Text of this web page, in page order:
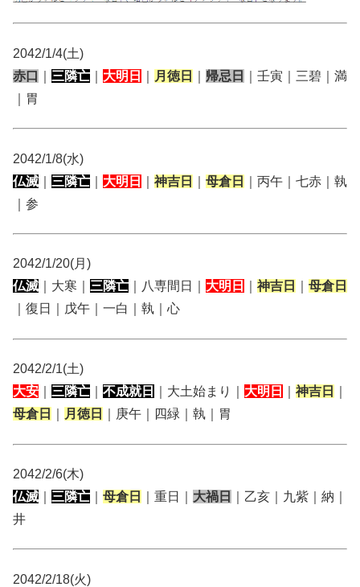
2042/1/4(土)
赤口
三隣亡 大明日 月徳日 帰忌日
｜壬寅｜三碧｜満
｜胃
2042/1/8(水)
仏滅
三隣亡 大明日 神吉日 母倉日
｜丙午｜七赤｜執
｜参
2042/1/20(月)
仏滅 ｜大寒｜ 三隣亡 ｜八専間日｜ 大明日 神吉日
母倉日
｜復日｜戊午｜一白｜執｜心
2042/2/1(土)
大安
三隣亡 不成就日 ｜大土始まり｜ 大明日 神吉日
母倉日
月徳日 ｜庚午｜四緑｜執｜胃
2042/2/6(木)
仏滅
三隣亡 母倉日 ｜重日｜ 大禍日
｜乙亥｜九紫｜納｜
井
2042/2/18(火)